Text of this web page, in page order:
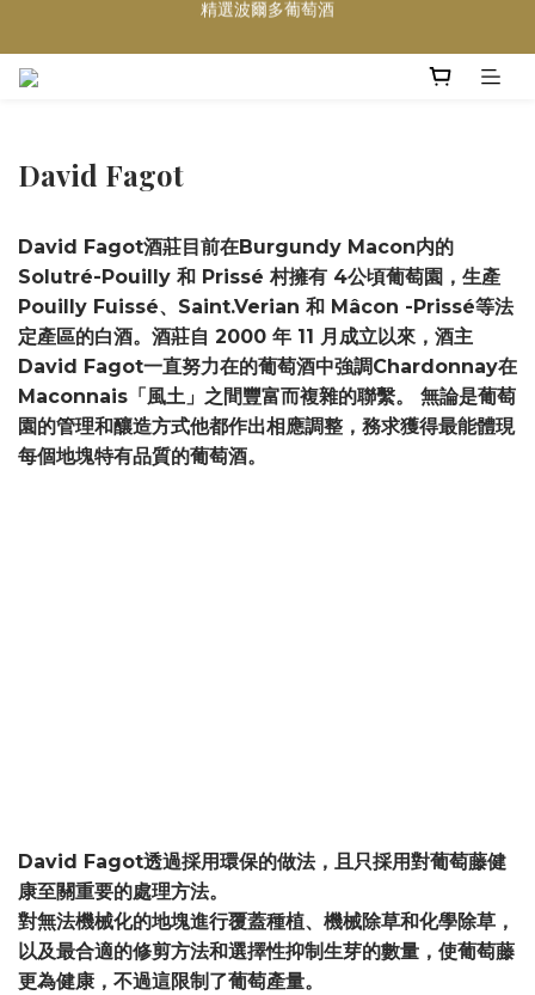
David Fagot
David Fagot酒莊目前在Burgundy Macon内的
Solutré-Pouilly 和 Prissé 村擁有 4公頃葡萄園，生產
Pouilly Fuissé、Saint.Verian 和 Mâcon -Prissé等法
定產區的白酒。酒莊自 2000 年 11 月成立以來，酒主
David Fagot一直努力在的葡萄酒中強調Chardonnay在
Maconnais「風土」之間豐富而複雜的聯繫。 無論是葡萄
園的管理和釀造方式他都作出相應調整，務求獲得最能體現
每個地塊特有品質的葡萄酒。
David Fagot透過採用環保的做法，且只採用對葡萄藤健
康至關重要的處理方法。
對無法機械化的地塊進行覆蓋種植、機械除草和化學除草，
以及最合適的修剪方法和選擇性抑制生芽的數量，使葡萄藤
更為健康，不過這限制了葡萄產量。